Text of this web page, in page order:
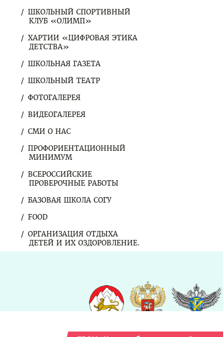
ШКОЛЬНЫЙ СПОРТИВНЫЙ
КЛУБ «ОЛИМП»
ХАРТИИ «ЦИФРОВАЯ ЭТИКА
ДЕТСТВА»
ШКОЛЬНАЯ ГАЗЕТА
ШКОЛЬНЫЙ ТЕАТР
ФОТОГАЛЕРЕЯ
ВИДЕОГАЛЕРЕЯ
СМИ О НАС
ПРОФОРИЕНТАЦИОННЫЙ
МИНИМУМ
ВСЕРОССИЙСКИЕ
ПРОВЕРОЧНЫЕ РАБОТЫ
БАЗОВАЯ ШКОЛА СОГУ
FOOD
ОРГАНИЗАЦИЯ ОТДЫХА
ДЕТЕЙ И ИХ ОЗДОРОВЛЕНИЕ.